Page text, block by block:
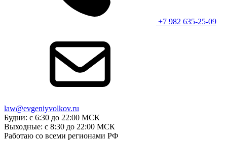
+7 982 635-25-09
law@evgeniyvolkov.ru
Будни: с 6:30 до 22:00 МСК
Выходные: с 8:30 до 22:00 МСК
Работаю со всеми регионами РФ